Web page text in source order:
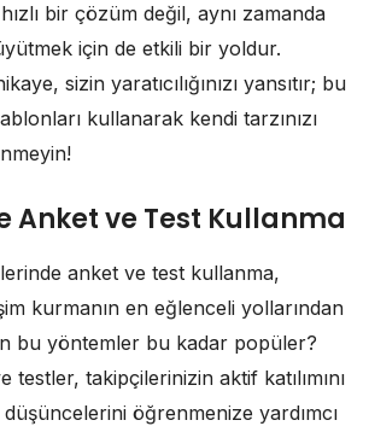
bir çözüm değil, aynı zamanda
için de etkili bir yoldur.
sizin yaratıcılığınızı yansıtır; bu
kullanarak kendi tarzınızı
Anket ve Test Kullanma
anket ve test kullanma,
kurmanın en eğlenceli yollarından
bu yöntemler bu kadar popüler?
testler, takipçilerinizin aktif katılımını
öğrenmenize yardımcı